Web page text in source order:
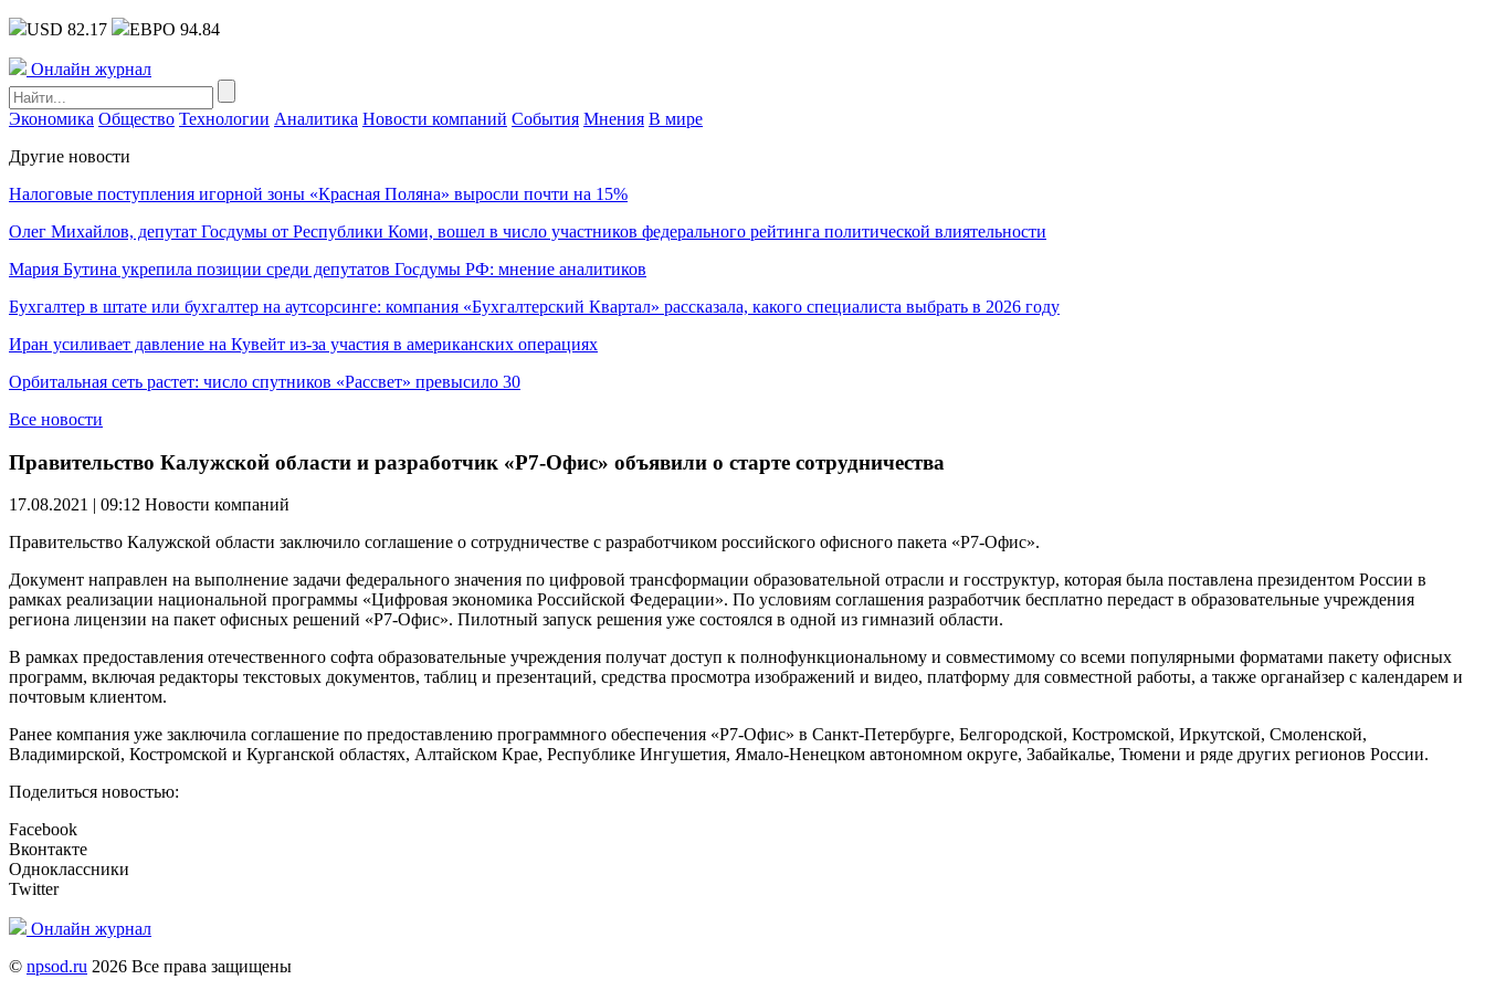
USD 82.17 ЕВРО 94.84
Онлайн журнал
Экономика Общество Технологии Аналитика Новости компаний События Мнения В мире
Другие новости
Налоговые поступления игорной зоны «Красная Поляна» выросли почти на 15%
Олег Михайлов, депутат Госдумы от Республики Коми, вошел в число участников федерального рейтинга политической влиятельности
Мария Бутина укрепила позиции среди депутатов Госдумы РФ: мнение аналитиков
Бухгалтер в штате или бухгалтер на аутсорсинге: компания «Бухгалтерский Квартал» рассказала, какого специалиста выбрать в 2026 году
Иран усиливает давление на Кувейт из-за участия в американских операциях
Орбитальная сеть растет: число спутников «Рассвет» превысило 30
Все новости
Правительство Калужской области и разработчик «Р7-Офис» объявили о старте сотрудничества
17.08.2021 | 09:12 Новости компаний
Правительство Калужской области заключило соглашение о сотрудничестве с разработчиком российского офисного пакета «Р7-Офис».
Документ направлен на выполнение задачи федерального значения по цифровой трансформации образовательной отрасли и госструктур, которая была поставлена президентом России в
рамках реализации национальной программы «Цифровая экономика Российской Федерации». По условиям соглашения разработчик бесплатно передаст в образовательные учреждения
региона лицензии на пакет офисных решений «Р7-Офис». Пилотный запуск решения уже состоялся в одной из гимназий области.
В рамках предоставления отечественного софта образовательные учреждения получат доступ к полнофункциональному и совместимому со всеми популярными форматами пакету офисных
программ, включая редакторы текстовых документов, таблиц и презентаций, средства просмотра изображений и видео, платформу для совместной работы, а также органайзер с календарем и
почтовым клиентом.
Ранее компания уже заключила соглашение по предоставлению программного обеспечения «Р7-Офис» в Санкт-Петербурге, Белгородской, Костромской, Иркутской, Смоленской,
Владимирской, Костромской и Курганской областях, Алтайском Крае, Республике Ингушетия, Ямало-Ненецком автономном округе, Забайкалье, Тюмени и ряде других регионов России.
Поделиться новостью:
Facebook
Вконтакте
Одноклассники
Twitter
Онлайн журнал
© npsod.ru 2026 Все права защищены